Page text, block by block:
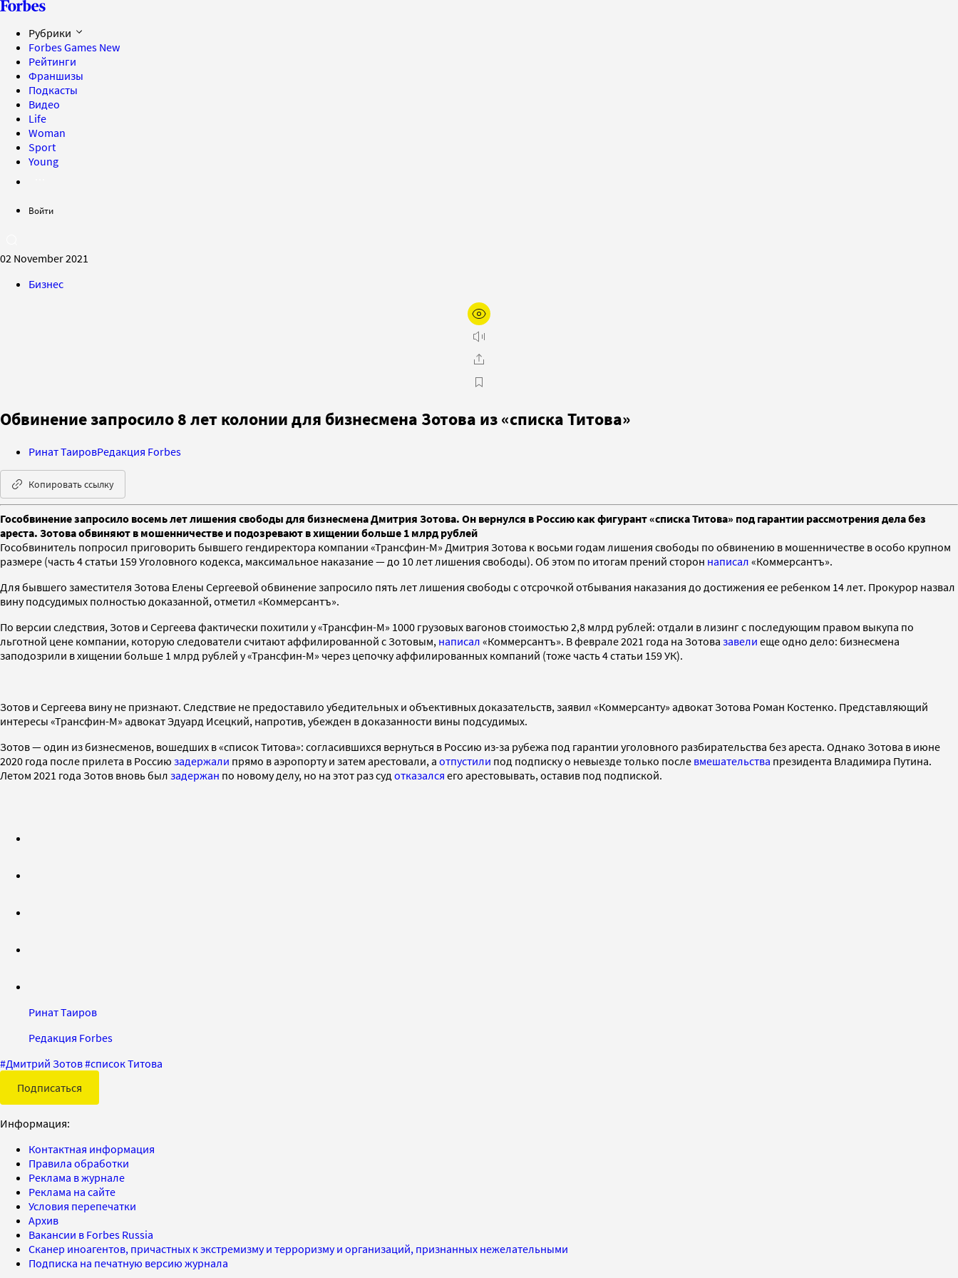
Рубрики
Forbes Games New
Рейтинги
Франшизы
Подкасты
Видео
Life
Woman
Sport
Young
Войти
02 November 2021
Бизнес
Обвинение запросило 8 лет колонии для бизнесмена Зотова из «списка Титова»
Ринат ТаировРедакция Forbes
Копировать ссылку
Гособвинение запросило восемь лет лишения свободы для бизнесмена Дмитрия Зотова. Он вернулся в Россию как фигурант «списка Титова» под гарантии рассмотрения дела без
ареста. Зотова обвиняют в мошенничестве и подозревают в хищении больше 1 млрд рублей
Гособвинитель попросил приговорить бывшего гендиректора компании «Трансфин-М» Дмитрия Зотова к восьми годам лишения свободы по обвинению в мошенничестве в особо крупном
размере (часть 4 статьи 159 Уголовного кодекса, максимальное наказание — до 10 лет лишения свободы). Об этом по итогам прений сторон написал «Коммерсантъ».
Для бывшего заместителя Зотова Елены Сергеевой обвинение запросило пять лет лишения свободы с отсрочкой отбывания наказания до достижения ее ребенком 14 лет. Прокурор назвал
вину подсудимых полностью доказанной, отметил «Коммерсантъ».
По версии следствия, Зотов и Сергеева фактически похитили у «Трансфин-М» 1000 грузовых вагонов стоимостью 2,8 млрд рублей: отдали в лизинг с последующим правом выкупа по
льготной цене компании, которую следователи считают аффилированной с Зотовым, написал «Коммерсантъ». В феврале 2021 года на Зотова завели еще одно дело: бизнесмена
заподозрили в хищении больше 1 млрд рублей у «Трансфин-М» через цепочку аффилированных компаний (тоже часть 4 статьи 159 УК).
Зотов и Сергеева вину не признают. Следствие не предоставило убедительных и объективных доказательств, заявил «Коммерсанту» адвокат Зотова Роман Костенко. Представляющий
интересы «Трансфин-М» адвокат Эдуард Исецкий, напротив, убежден в доказанности вины подсудимых.
Зотов — один из бизнесменов, вошедших в «список Титова»: согласившихся вернуться в Россию из-за рубежа под гарантии уголовного разбирательства без ареста. Однако Зотова в июне
2020 года после прилета в Россию задержали прямо в аэропорту и затем арестовали, а отпустили под подписку о невыезде только после вмешательства президента Владимира Путина.
Летом 2021 года Зотов вновь был задержан по новому делу, но на этот раз суд отказался его арестовывать, оставив под подпиской.
Ринат Таиров
Редакция Forbes
#Дмитрий Зотов#список Титова
Подписаться
Информация:
Контактная информация
Правила обработки
Реклама в журнале
Реклама на сайте
Условия перепечатки
Архив
Вакансии в Forbes Russia
Сканер иноагентов, причастных к экстремизму и терроризму и организаций, признанных нежелательными
Подписка на печатную версию журнала